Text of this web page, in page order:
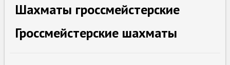
Шахматы гроссмейстерские
Гроссмейстерские шахматы